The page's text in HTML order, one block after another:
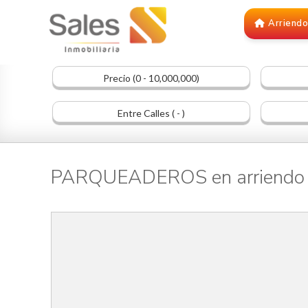
Arriendo
Precio (0 - 10,000,000)
Entre Calles ( - )
PARQUEADEROS en